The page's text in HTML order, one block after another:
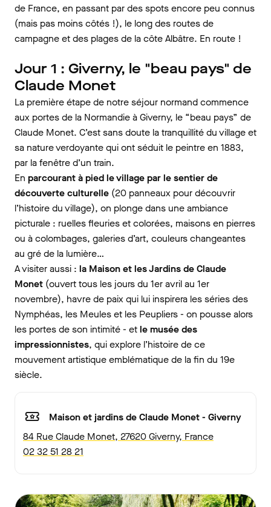
de France, en passant par des spots encore peu connus
(mais pas moins côtés !), le long des routes de
campagne et des plages de la côte Albâtre. En route !
Jour 1 : Giverny, le "beau pays" de
Claude Monet
La première étape de notre séjour normand commence
aux portes de la Normandie à Giverny, le “beau pays” de
Claude Monet. C’est sans doute la tranquillité du village et
sa nature verdoyante qui ont séduit le peintre en 1883,
par la fenêtre d’un train.
En parcourant à pied le village par le sentier de
découverte culturelle (20 panneaux pour découvrir
l’histoire du village), on plonge dans une ambiance
picturale : ruelles fleuries et colorées, maisons en pierres
ou à colombages, galeries d’art, couleurs changeantes
au gré de la lumière…
A visiter aussi : la Maison et les Jardins de Claude
Monet (ouvert tous les jours du 1er avril au 1er
novembre), havre de paix qui lui inspirera les séries des
Nymphéas, les Meules et les Peupliers - on pousse alors
les portes de son intimité - etle musée des
impressionnistes, qui explore l’histoire de ce
mouvement artistique emblématique de la fin du 19e
siècle.
Maison et jardins de Claude Monet - Giverny
84 Rue Claude Monet, 27620 Giverny, France
02 32 51 28 21